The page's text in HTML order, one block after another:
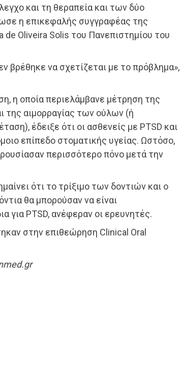
και τη θεραπεία και των δύο
η επικεφαλής συγγραφέας της
de Oliveira Solis του Πανεπιστημίου του
βρέθηκε να σχετίζεται με το πρόβλημα»,
η οποία περιελάμβανε μέτρηση της
της αιμορραγίας των ούλων (ή
έδειξε ότι οι ασθενείς με PTSD και
επίπεδο στοματικής υγείας. Ωστόσο,
περισσότερο πόνο μετά την
ότι το τρίξιμο των δοντιών και ο
θα μπορούσαν να είναι
για PTSD, ανέφεραν οι ερευνητές.
στην επιθεώρηση Clinical Oral